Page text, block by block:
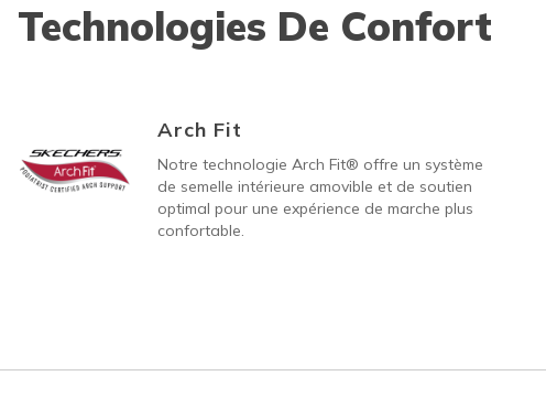
Technologies De Confort
Arch Fit
Notre technologie Arch Fit® offre un système
de semelle intérieure amovible et de soutien
optimal pour une expérience de marche plus
confortable.